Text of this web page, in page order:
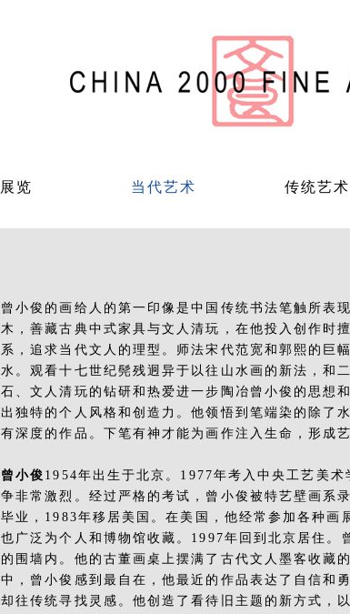
展览 当代艺术 传统艺术
曾小俊的画给人的第一印像是中国传统书法笔触所表
木，善藏古典中式家具与文人清玩，在他投入创作时
系，追求当代文人的理型。师法宋代范宽和郭熙的巨
水。观看十七世纪髡残迥异于以往山水画的新法，和
石、文人清玩的钻研和热爱进一步陶冶曾小俊的思想
出独特的个人风格和创造力。他领悟到笔端染的除了
有深度的作品。下笔有神才能为画作注入生命，形成
曾小俊 1954年出生于北京。1977年考入中央工艺美
争非常激烈。经过严格的考试，曾小俊被特艺壁画系
毕业，1983年移居美国。在美国，他经常参加各种画
也广泛为个人和博物馆收藏。1997年回到北京居住。
的围墙内。他的古董画桌上摆满了古代文人墨客收藏
中，曾小俊感到最自在，他最近的作品表达了自信和
却往传统寻找灵感。他创造了看待旧主题的新方式，